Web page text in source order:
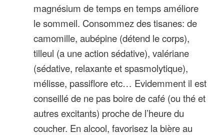
magnésium de temps en temps améliore
le sommeil. Consommez des tisanes: de
camomille, aubépine (détend le corps),
tilleul (a une action sédative), valériane
(sédative, relaxante et spasmolytique),
mélisse, passiflore etc… Evidemment il est
conseillé de ne pas boire de café (ou thé et
autres excitants) proche de l’heure du
coucher. En alcool, favorisez la bière au